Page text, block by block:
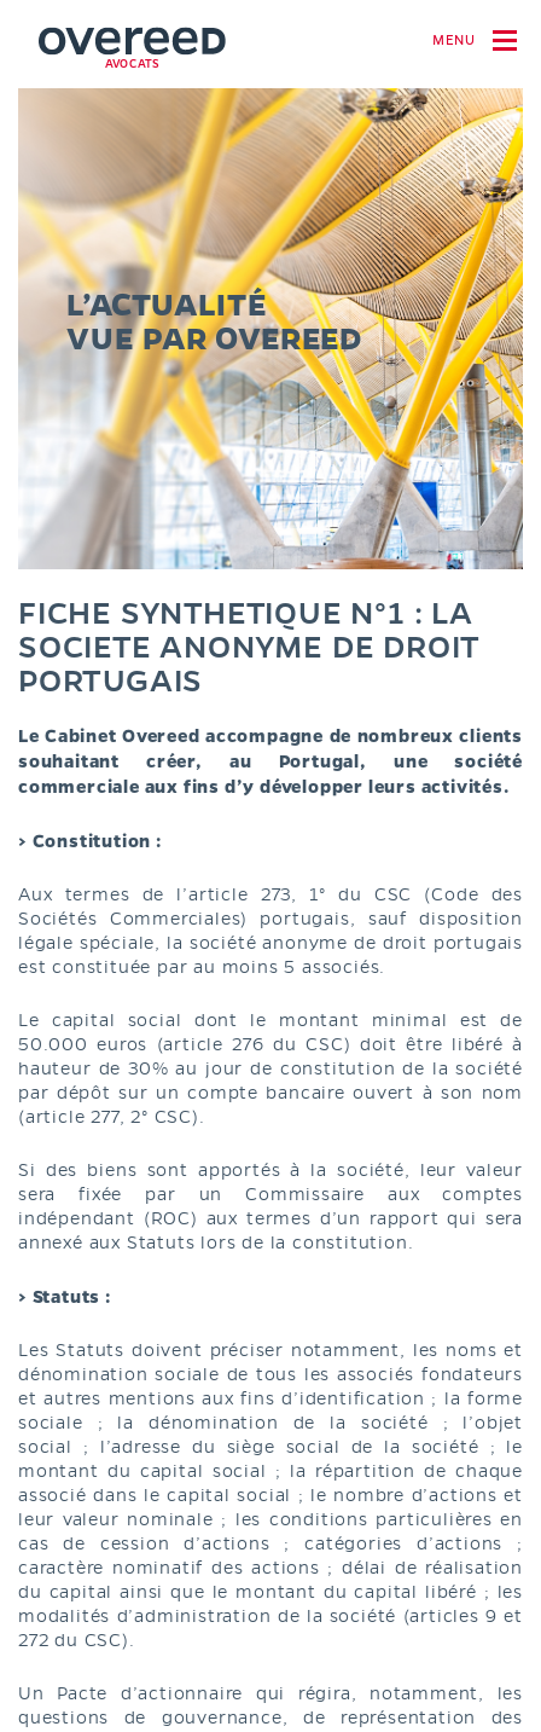
MENU
AVOCATS
L’ACTUALITÉ
VUE PAR OVEREED
FICHE SYNTHETIQUE N°1 : LA
SOCIETE ANONYME DE DROIT
PORTUGAIS
Le Cabinet Overeed accompagne de nombreux clients
souhaitant créer, au Portugal, une société
commerciale aux fins d’y développer leurs activités.
> Constitution :
Aux termes de l’article 273, 1° du CSC (Code des
Sociétés Commerciales) portugais, sauf disposition
légale spéciale, la société anonyme de droit portugais
est constituée par au moins 5 associés.
Le capital social dont le montant minimal est de
50.000 euros (article 276 du CSC) doit être libéré à
hauteur de 30% au jour de constitution de la société
par dépôt sur un compte bancaire ouvert à son nom
(article 277, 2° CSC).
Si des biens sont apportés à la société, leur valeur
sera fixée par un Commissaire aux comptes
indépendant (ROC) aux termes d’un rapport qui sera
annexé aux Statuts lors de la constitution.
> Statuts :
Les Statuts doivent préciser notamment, les noms et
dénomination sociale de tous les associés fondateurs
et autres mentions aux fins d’identification ; la forme
sociale ; la dénomination de la société ; l’objet
social ; l’adresse du siège social de la société ; le
montant du capital social ; la répartition de chaque
associé dans le capital social ; le nombre d’actions et
leur valeur nominale ; les conditions particulières en
cas de cession d’actions ; catégories d’actions ;
caractère nominatif des actions ; délai de réalisation
du capital ainsi que le montant du capital libéré ; les
modalités d’administration de la société (articles 9 et
272 du CSC).
Un Pacte d’actionnaire qui régira, notamment, les
questions de gouvernance, de représentation des